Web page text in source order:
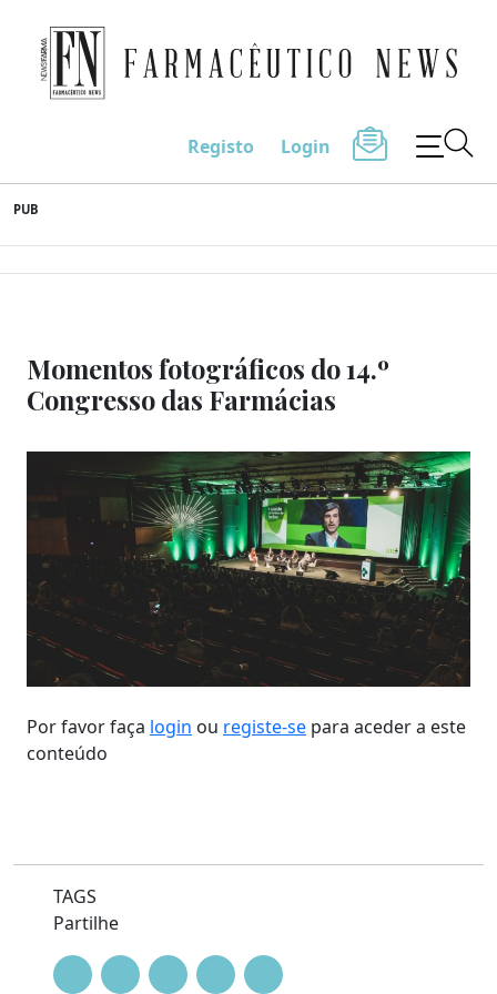
to
content
Farmacêutico News
Registo Login
PUB
Momentos fotográficos do 14.º
Congresso das Farmácias
Por favor faça login ou registe-se para aceder a este
conteúdo
TAGS
Partilhe